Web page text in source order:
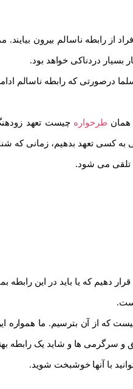
از رابطه ناسالم بیرون
بسیار دردناکی خواهد بود.
درصورتی که رابطه ناسالم
همان طرحواره چیست تعهد
به کسی تعهد بدهیم، زمانی
تلقی می شود.
دهیم که یا باید در این رابطه
که از آن بترسیم. ما همواره این
و سرگرمی ها و شاید یک رابطه
با آنها خوشبخت شوید.